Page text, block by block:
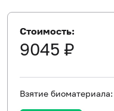
Стоимость:
9045 ₽
Взятие биоматериала: